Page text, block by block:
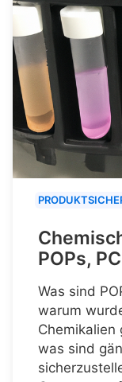
POPs,
Was sind
warum
Chemikalien
was sind